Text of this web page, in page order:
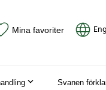
Mina favoriter
Svanen